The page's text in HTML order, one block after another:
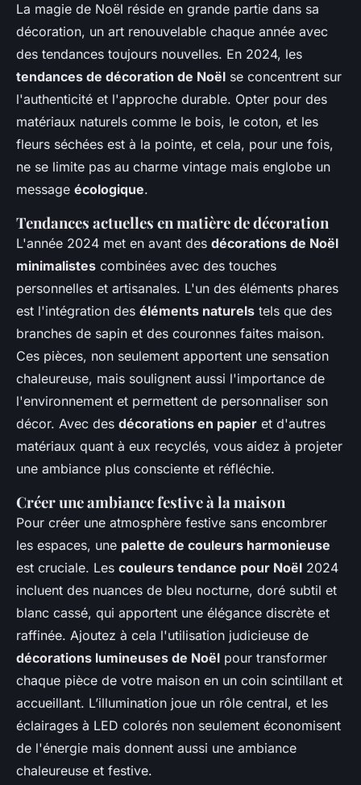
La magie de Noël réside en grande partie dans sa
décoration, un art renouvelable chaque année avec
des tendances toujours nouvelles. En 2024, les
tendances de décoration de Noël se concentrent sur
l'authenticité et l'approche durable. Opter pour des
matériaux naturels comme le bois, le coton, et les
fleurs séchées est à la pointe, et cela, pour une fois,
ne se limite pas au charme vintage mais englobe un
message écologique.
Tendances actuelles en matière de décoration
L'année 2024 met en avant des décorations de Noël
minimalistes combinées avec des touches
personnelles et artisanales. L'un des éléments phares
est l'intégration des éléments naturels tels que des
branches de sapin et des couronnes faites maison.
Ces pièces, non seulement apportent une sensation
chaleureuse, mais soulignent aussi l'importance de
l'environnement et permettent de personnaliser son
décor. Avec des décorations en papier et d'autres
matériaux quant à eux recyclés, vous aidez à projeter
une ambiance plus consciente et réfléchie.
Créer une ambiance festive à la maison
Pour créer une atmosphère festive sans encombrer
les espaces, une palette de couleurs harmonieuse
est cruciale. Les couleurs tendance pour Noël 2024
incluent des nuances de bleu nocturne, doré subtil et
blanc cassé, qui apportent une élégance discrète et
raffinée. Ajoutez à cela l'utilisation judicieuse de
décorations lumineuses de Noël pour transformer
chaque pièce de votre maison en un coin scintillant et
accueillant. L’illumination joue un rôle central, et les
éclairages à LED colorés non seulement économisent
de l'énergie mais donnent aussi une ambiance
chaleureuse et festive.